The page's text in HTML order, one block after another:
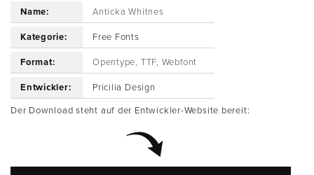
Name: Anticka Whitnes
Kategorie: Free Fonts
Format: Opentype, TTF, Webfont
Entwickler: Pricilia Design
Der Download steht auf der Entwickler-Website bereit: